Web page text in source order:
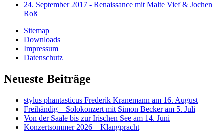
24. September 2017 - Renaissance mit Malte Vief & Jochen
Roß
Sitemap
Downloads
Impressum
Datenschutz
Neueste Beiträge
stylus phantasticus Frederik Kranemann am 16. August
Freihändig – Solokonzert mit Simon Becker am 5. Juli
Von der Saale bis zur Irischen See am 14. Juni
Konzertsommer 2026 – Klangpracht